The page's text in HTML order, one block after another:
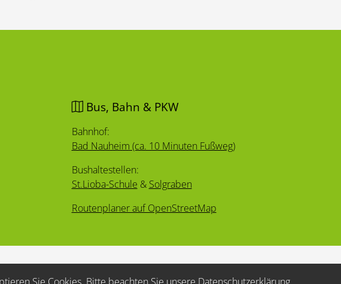
Bus, Bahn & PKW
Bahnhof:
Bad Nauheim (ca. 10 Minuten Fußweg)
Bushaltestellen:
St.Lioba-Schule & Solgraben
Routenplaner auf OpenStreetMap